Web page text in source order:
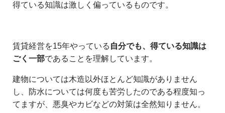
得ている知識は激しく偏っているものです。
賃貸経営を15年やっている 自分でも、得ている知識は
ごく一部であることを理解しています。
建物については木造以外ほとんど知識がありません
し、防水については何度も苦労したのである程度知っ
てますが、悪臭やカビなどの対策は全然知りません。